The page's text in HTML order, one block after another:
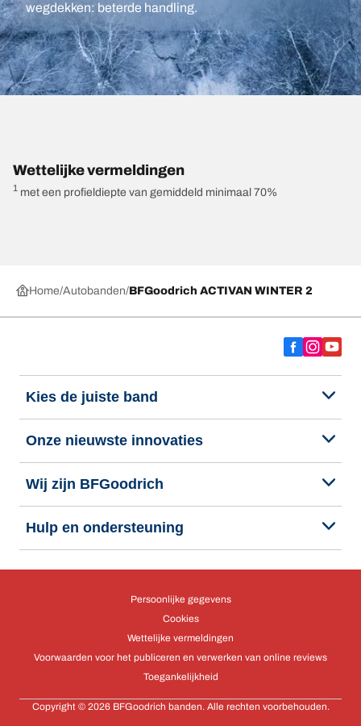
wegdekken: beterde handling.
Wettelijke vermeldingen
1 met een profieldiepte van gemiddeld minimaal 70%
Home Autobanden BFGoodrich ACTIVAN WINTER 2
Kies de juiste band
Onze nieuwste innovaties
Wij zijn BFGoodrich
Hulp en ondersteuning
Persoonlijke gegevens
Cookies
Wettelijke vermeldingen
Voorwaarden voor het publiceren en verwerken van online reviews
Toegankelijkheid
Copyright © 2026 BFGoodrich banden. Alle rechten voorbehouden.